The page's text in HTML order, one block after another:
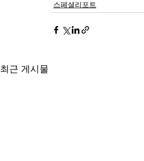
스페셜리포트
최근 게시물